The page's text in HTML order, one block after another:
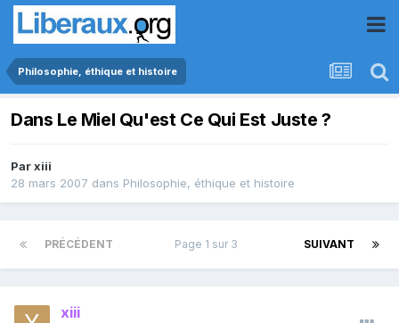
Philosophie, éthique et histoire
Dans Le Miel Qu'est Ce Qui Est Juste ?
Parxiii
28 mars 2007 dans Philosophie, éthique et histoire
PRÉCÉDENT SUIVANT
Page 1 sur 3
xiii